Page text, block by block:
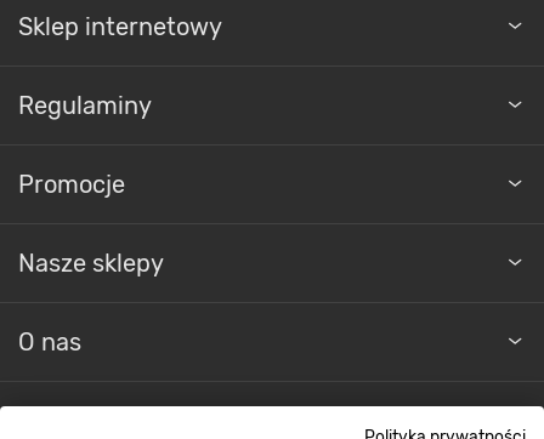
Sklep internetowy
Regulaminy
Promocje
Nasze sklepy
O nas